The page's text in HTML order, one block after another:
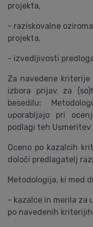
projekta,
- raziskovalne
projekta,
- izvedljivosti
Za navedene
izbora prijav za
besedilu:
uporabljajo pri
podlagi teh
Oceno po kazalcih
določi predlagatelj
Metodologija, ki med
- kazalce in merila za
po navedenih